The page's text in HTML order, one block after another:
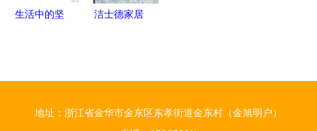
生活中的坚
盆
洁士德家居
源优选
地址：浙江省金华市金东区东孝街道金东村（金旭明户）